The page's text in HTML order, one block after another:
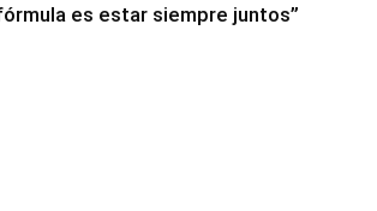
es estar siempre juntos”